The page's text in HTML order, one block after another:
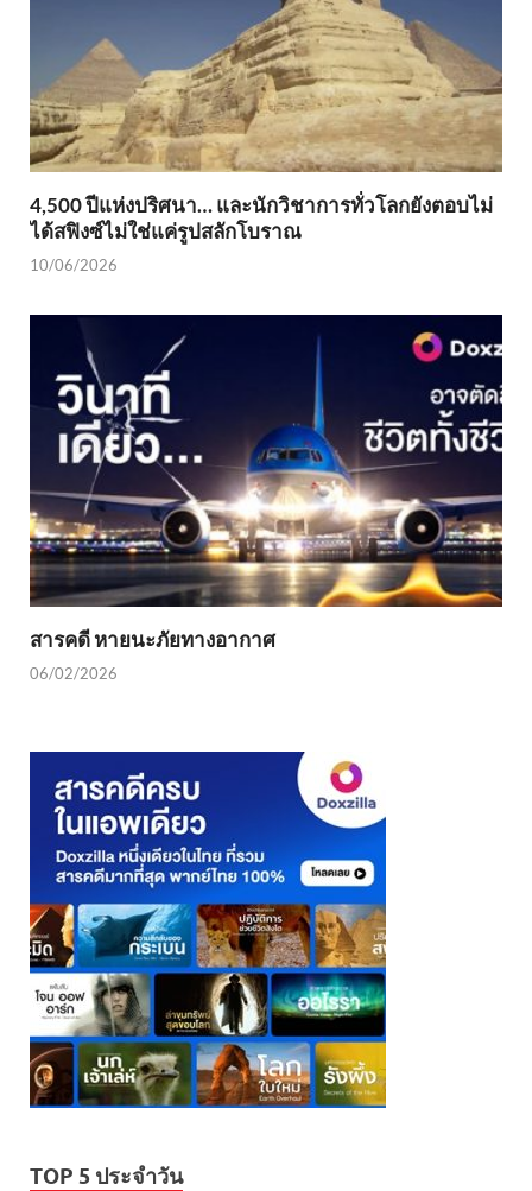
4,500 ปีแห่งปริศนา… และนักวิชาการทั่วโลกยังตอบไม่
ได้สฟิงซ์ไม่ใช่แค่รูปสลักโบราณ
10/06/2026
สารคดี หายนะภัยทางอากาศ
06/02/2026
TOP 5 ประจำวัน